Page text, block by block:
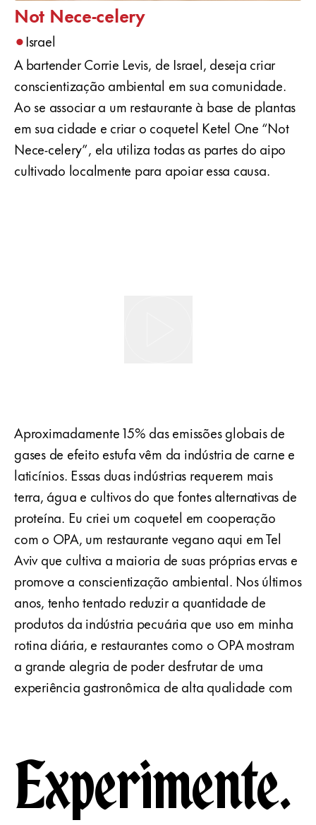
Not Nece-celery
•Israel
A bartender Corrie Levis, de Israel, deseja criar
conscientização ambiental em sua comunidade.
Ao se associar a um restaurante à base de plantas
em sua cidade e criar o coquetel Ketel One “Not
Nece-celery”, ela utiliza todas as partes do aipo
cultivado localmente para apoiar essa causa.
Aproximadamente 15% das emissões globais de
gases de efeito estufa vêm da indústria de carne e
laticínios. Essas duas indústrias requerem mais
terra, água e cultivos do que fontes alternativas de
proteína. Eu criei um coquetel em cooperação
com o OPA, um restaurante vegano aqui em Tel
Aviv que cultiva a maioria de suas próprias ervas e
promove a conscientização ambiental. Nos últimos
anos, tenho tentado reduzir a quantidade de
produtos da indústria pecuária que uso em minha
rotina diária, e restaurantes como o OPA mostram
a grande alegria de poder desfrutar de uma
experiência gastronômica de alta qualidade com
Experimente.